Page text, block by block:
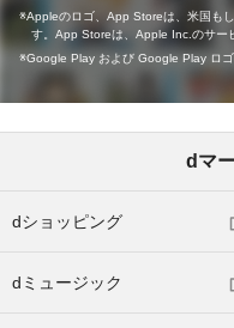
Appleのロゴ、App Storeは、米国も
す。App Storeは、Apple Inc.のサー
Google Play および Google Play ロ
dマ
dショッピング
dミュージック